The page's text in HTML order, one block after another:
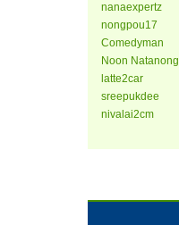
nanaexpertz
nongpou17
Comedyman
Noon Natanong
latte2car
sreepukdee
nivalai2cm